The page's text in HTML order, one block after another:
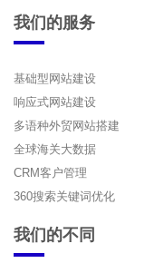
我们的服务
基础型网站建设
响应式网站建设
多语种外贸网站搭建
全球海关大数据
CRM客户管理
360搜索关键词优化
我们的不同